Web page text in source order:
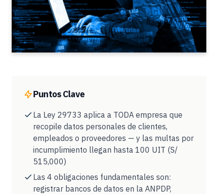
Puntos Clave
La Ley 29733 aplica a TODA empresa que
recopile datos personales de clientes,
empleados o proveedores — y las multas por
incumplimiento llegan hasta 100 UIT (S/
515,000)
Las 4 obligaciones fundamentales son:
registrar bancos de datos en la ANPDP,